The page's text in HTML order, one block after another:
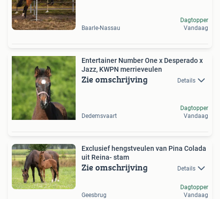
Baarle-Nassau
Dagtopper
Vandaag
Entertainer Number One x Desperado x
Jazz, KWPN merrieveulen
Zie omschrijving Details
Dedemsvaart
Dagtopper
Vandaag
Exclusief hengstveulen van Pina Colada
uit Reina- stam
Zie omschrijving Details
Geesbrug
Dagtopper
Vandaag